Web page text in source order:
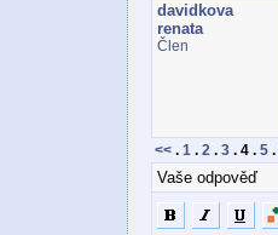
davidkova
renata
Člen
<< . 1 . 2 . 3 . 4 . 5 .
Vaše odpověď